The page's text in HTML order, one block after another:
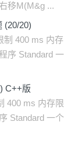
移M(M&g ...
(20/20)
制 400 ms 内存
序 Standard 一
C++版
400 ms 内存限
Standard 一个